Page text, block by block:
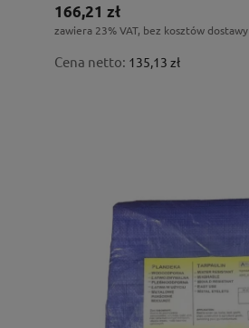
166,21 zł
zawiera 23% VAT, bez kosztów dostawy
Cena netto: 135,13 zł